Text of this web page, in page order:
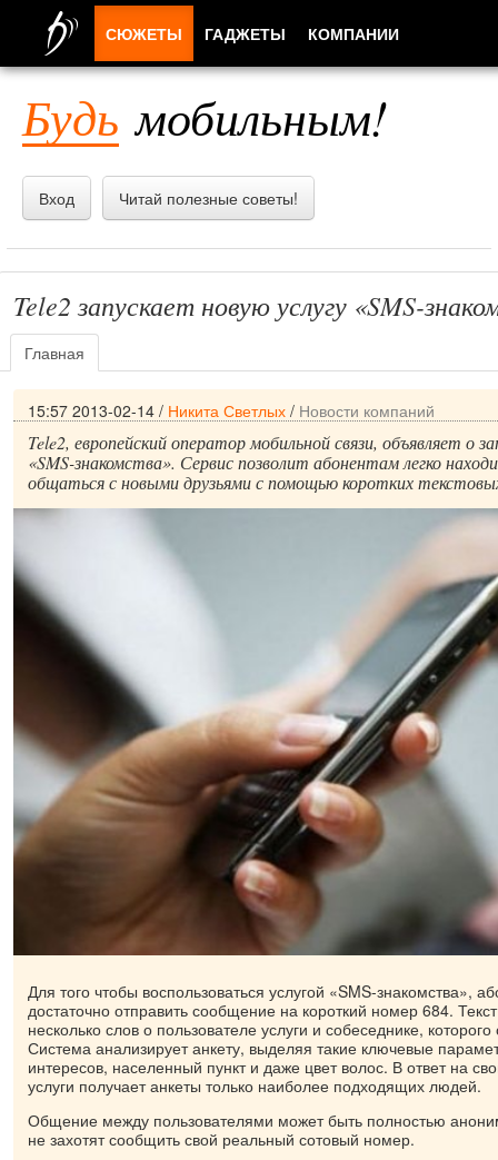
Будь мобильным!
Вход Читай полезные советы!
Tele2 запускает новую услугу «SMS-
Главная
15:57 2013-02-14 / Никита Светлых / Новости компаний
Tele2, европейский оператор мобильной связи, объявляет о
«SMS-знакомства». Сервис позволит абонентам легко
общаться с новыми друзьями с помощью коротких
Для того чтобы воспользоваться услугой «SMS-знакомства»,
достаточно отправить сообщение на короткий номер 684.
несколько слов о пользователе услуги и собеседнике,
Система анализирует анкету, выделяя такие ключевые
интересов, населенный пункт и даже цвет волос. В ответ на
услуги получает анкеты только наиболее подходящих людей.
Общение между пользователями может быть полностью
не захотят сообщить свой реальный сотовый номер.
СЮЖЕТЫ ГАДЖЕТЫ КОМПАНИИ
ПРИЛОЖЕНИЯ